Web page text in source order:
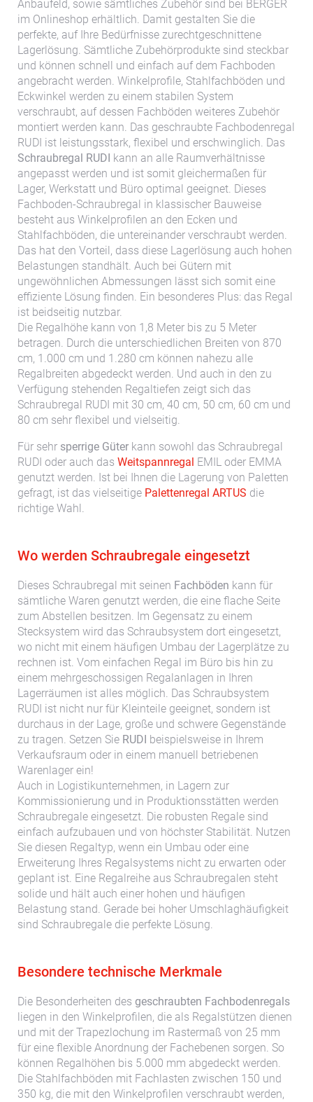
Anbaufeld, sowie sämtliches Zubehör sind bei BERGER
im Onlineshop erhältlich. Damit gestalten Sie die
perfekte, auf Ihre Bedürfnisse zurechtgeschnittene
Lagerlösung. Sämtliche Zubehörprodukte sind steckbar
und können schnell und einfach auf dem Fachboden
angebracht werden. Winkelprofile, Stahlfachböden und
Eckwinkel werden zu einem stabilen System
verschraubt, auf dessen Fachböden weiteres Zubehör
montiert werden kann. Das geschraubte Fachbodenregal
RUDI ist leistungsstark, flexibel und erschwinglich. Das
Schraubregal RUDI kann an alle Raumverhältnisse
angepasst werden und ist somit gleichermaßen für
Lager, Werkstatt und Büro optimal geeignet. Dieses
Fachboden-Schraubregal in klassischer Bauweise
besteht aus Winkelprofilen an den Ecken und
Stahlfachböden, die untereinander verschraubt werden.
Das hat den Vorteil, dass diese Lagerlösung auch hohen
Belastungen standhält. Auch bei Gütern mit
ungewöhnlichen Abmessungen lässt sich somit eine
effiziente Lösung finden. Ein besonderes Plus: das Regal
ist beidseitig nutzbar.
Die Regalhöhe kann von 1,8 Meter bis zu 5 Meter
betragen. Durch die unterschiedlichen Breiten von 870
cm, 1.000 cm und 1.280 cm können nahezu alle
Regalbreiten abgedeckt werden. Und auch in den zu
Verfügung stehenden Regaltiefen zeigt sich das
Schraubregal RUDI mit 30 cm, 40 cm, 50 cm, 60 cm und
80 cm sehr flexibel und vielseitig.
Für sehr sperrige Güter kann sowohl das Schraubregal
RUDI oder auch das Weitspannregal EMIL oder EMMA
genutzt werden. Ist bei Ihnen die Lagerung von Paletten
gefragt, ist das vielseitige Palettenregal ARTUS die
richtige Wahl.
Wo werden Schraubregale eingesetzt
Dieses Schraubregal mit seinen Fachböden kann für
sämtliche Waren genutzt werden, die eine flache Seite
zum Abstellen besitzen. Im Gegensatz zu einem
Stecksystem wird das Schraubsystem dort eingesetzt,
wo nicht mit einem häufigen Umbau der Lagerplätze zu
rechnen ist. Vom einfachen Regal im Büro bis hin zu
einem mehrgeschossigen Regalanlagen in Ihren
Lagerräumen ist alles möglich. Das Schraubsystem
RUDI ist nicht nur für Kleinteile geeignet, sondern ist
durchaus in der Lage, große und schwere Gegenstände
zu tragen. Setzen Sie RUDI beispielsweise in Ihrem
Verkaufsraum oder in einem manuell betriebenen
Warenlager ein!
Auch in Logistikunternehmen, in Lagern zur
Kommissionierung und in Produktionsstätten werden
Schraubregale eingesetzt. Die robusten Regale sind
einfach aufzubauen und von höchster Stabilität. Nutzen
Sie diesen Regaltyp, wenn ein Umbau oder eine
Erweiterung Ihres Regalsystems nicht zu erwarten oder
geplant ist. Eine Regalreihe aus Schraubregalen steht
solide und hält auch einer hohen und häufigen
Belastung stand. Gerade bei hoher Umschlaghäufigkeit
sind Schraubregale die perfekte Lösung.
Besondere technische Merkmale
Die Besonderheiten des geschraubten Fachbodenregals
liegen in den Winkelprofilen, die als Regalstützen dienen
und mit der Trapezlochung im Rastermaß von 25 mm
für eine flexible Anordnung der Fachebenen sorgen. So
können Regalhöhen bis 5.000 mm abgedeckt werden.
Die Stahlfachböden mit Fachlasten zwischen 150 und
350 kg, die mit den Winkelprofilen verschraubt werden,